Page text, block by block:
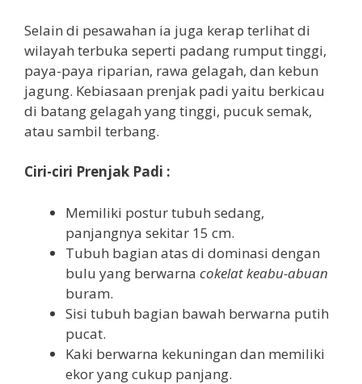
Selain di pesawahan ia juga kerap terlihat di
wilayah terbuka seperti padang rumput tinggi,
paya-paya riparian, rawa gelagah, dan kebun
jagung. Kebiasaan prenjak padi yaitu berkicau
di batang gelagah yang tinggi, pucuk semak,
atau sambil terbang.
Ciri-ciri Prenjak Padi :
Memiliki postur tubuh sedang,
panjangnya sekitar 15 cm.
Tubuh bagian atas di dominasi dengan
bulu yang berwarna cokelat keabu-abuan
buram.
Sisi tubuh bagian bawah berwarna putih
pucat.
Kaki berwarna kekuningan dan memiliki
ekor yang cukup panjang.